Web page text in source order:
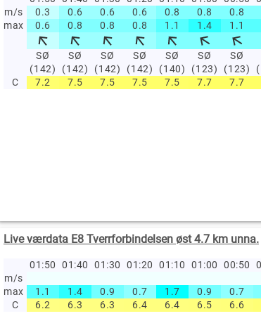
m/s
0.3 0.6 0.6 0.6 0.8 0.8 0.8
max
0.6 0.8 0.8 0.8 1.1 1.4 1.1
SØ
(142)
SØ
(142)
SØ
(142)
SØ
(142)
SØ
(140)
SØ
(123)
SØ
(123)
C
7.2 7.5 7.5 7.5 7.5 7.7 7.7
Live værdata E8 Tverrforbindelsen øst 4.7 km unna.
01:50 01:40 01:30 01:20 01:10 01:00 00:50
m/s
max
1.1 1.4 0.9 0.7 1.7 0.9 0.7
C
6.2 6.3 6.3 6.4 6.4 6.5 6.6